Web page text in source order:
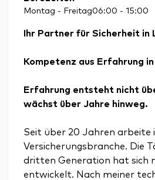
Montag - Freitag06:00 - 15:00
Ihr Partner für Sicherheit in
Kompetenz aus Erfahrung
Erfahrung entsteht nicht
wächst über Jahre hinweg.
Seit über 20 Jahren arbeite
Versicherungsbranche. Die
dritten Generation hat sich
entwickelt. Nach meiner